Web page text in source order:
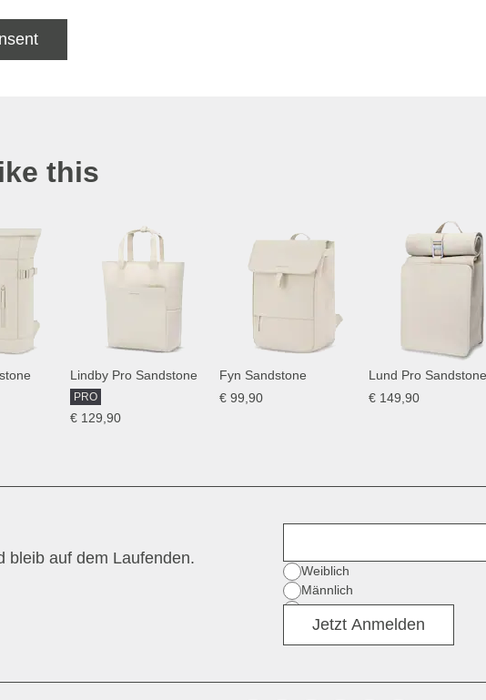
this
Lindby Pro Sandstone
PRO
€ 129,90
Fyn Sandstone
€ 99,90
Lund Pro Sandstone
€ 149,90
bleib auf dem Laufenden.
Geschlecht
Weiblich
Männlich
Divers
Jetzt Anmelden